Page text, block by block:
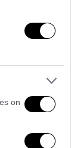
on